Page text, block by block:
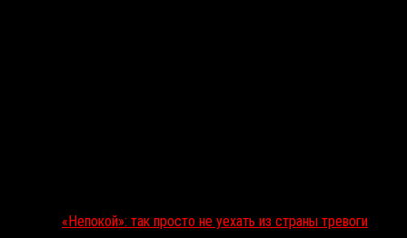
«Непокой»: так просто не уехать из страны тревоги